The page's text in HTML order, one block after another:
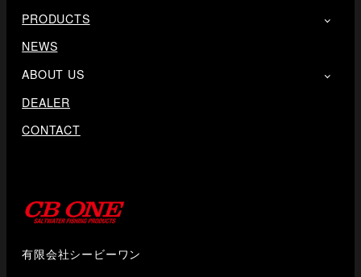
PRODUCTS
NEWS
ABOUT US
DEALER
CONTACT
有限会社シービーワン